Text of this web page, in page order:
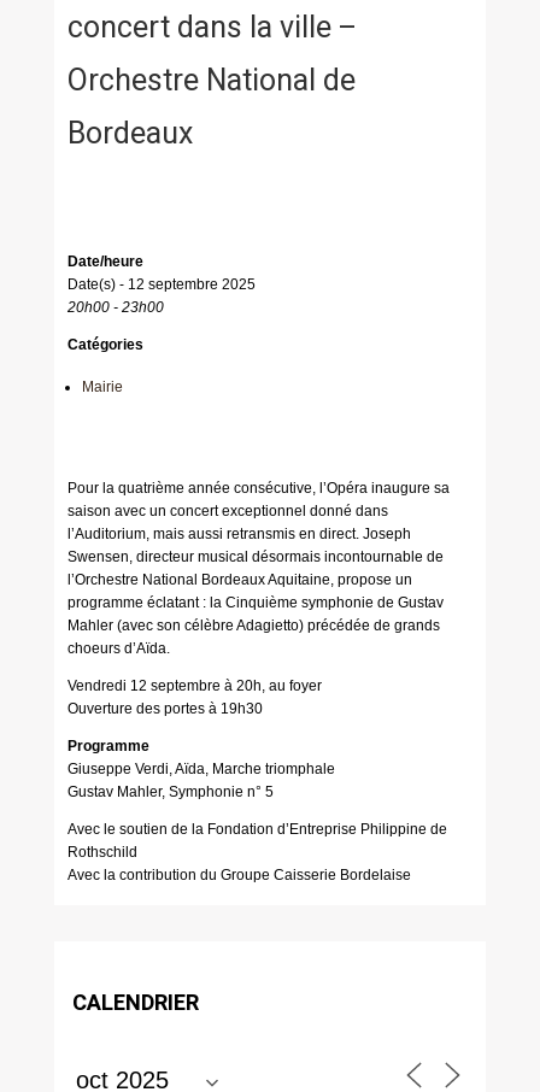
concert dans la ville –
Orchestre National de
Bordeaux
Date/heure
Date(s) - 12 septembre 2025
20h00 - 23h00
Catégories
Mairie
Pour la quatrième année consécutive, l’Opéra inaugure sa
saison avec un concert exceptionnel donné dans
l’Auditorium, mais aussi retransmis en direct. Joseph
Swensen, directeur musical désormais incontournable de
l’Orchestre National Bordeaux Aquitaine, propose un
programme éclatant : la Cinquième symphonie de Gustav
Mahler (avec son célèbre Adagietto) précédée de grands
choeurs d’Aïda.
Vendredi 12 septembre à 20h, au foyer
Ouverture des portes à 19h30
Programme
Giuseppe Verdi, Aïda, Marche triomphale
Gustav Mahler, Symphonie n° 5
Avec le soutien de la Fondation d’Entreprise Philippine de
Rothschild
Avec la contribution du Groupe Caisserie Bordelaise
CALENDRIER